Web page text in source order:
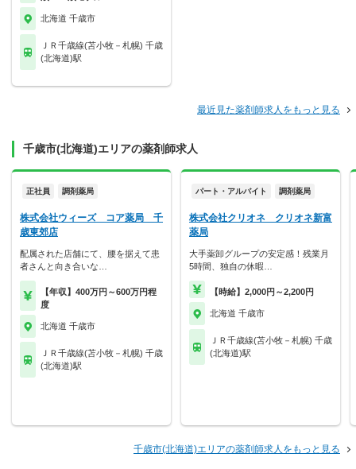
北海道 千歳市
ＪＲ千歳線(苫小牧－札幌) 千歳
(北海道)駅
最近見た薬剤師求人をもっと見る
千歳市(北海道)エリアの薬剤師求人
正社員 調剤薬局
株式会社ウィーズ コア薬局 千
歳東郊店
配属された店舗にて、腰を据えて患
者さんと向き合いな…
【年収】400万円～600万円程
度
北海道 千歳市
ＪＲ千歳線(苫小牧－札幌) 千歳
(北海道)駅
パート・アルバイト 調剤薬局
株式会社クリオネ クリオネ新富
薬局
大手薬卸グループの安定感！残業月
5時間、独自の休暇…
【時給】2,000円～2,200円
北海道 千歳市
ＪＲ千歳線(苫小牧－札幌) 千歳
(北海道)駅
千歳市(北海道)エリアの薬剤師求人をもっと見る